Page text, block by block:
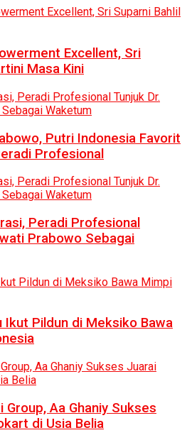
Excellent, Sri
Masa Kini
Putri Indonesia Favorit
Profesional
Peradi Profesional
Prabowo Sebagai
Ikut Pildun di Meksiko Bawa
Aa Ghaniy Sukses
di Usia Belia